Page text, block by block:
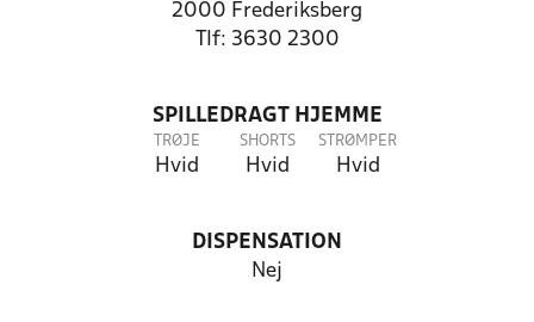
2000 Frederiksberg
Tlf: 3630 2300
SPILLEDRAGT HJEMME
TRØJE
Hvid
SHORTS
Hvid
STRØMPER
Hvid
DISPENSATION
Nej